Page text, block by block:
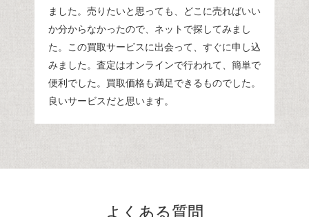
ました。売りたいと思っても、どこに売ればいい
か分からなかったので、ネットで探してみまし
た。この買取サービスに出会って、すぐに申し込
みました。査定はオンラインで行われて、簡単で
便利でした。買取価格も満足できるものでした。
良いサービスだと思います。
よくある質問